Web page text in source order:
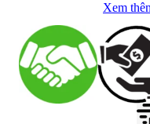
Xem